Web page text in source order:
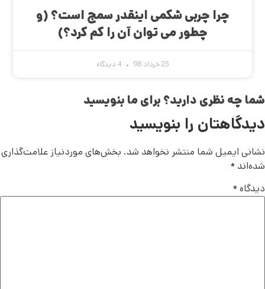
چرا چربی شکمی اینقدر سمج است؟ (و
چطور می توان آن را کم کرد؟)
25 خرداد 98 4 دیدگاه
شما چه نظری دارید؟ برای ما بنویسید
دیدگاهتان را بنویسید
نشانی ایمیل شما منتشر نخواهد شد. بخش‌های موردنیاز علامت‌گذاری
شده‌اند*
دیدگاه*